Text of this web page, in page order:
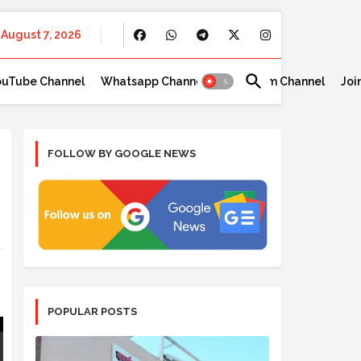
August 7, 2026
Channel Whatsapp Channel Telegram Channel
FOLLOW BY GOOGLE NEWS
POPULAR POSTS